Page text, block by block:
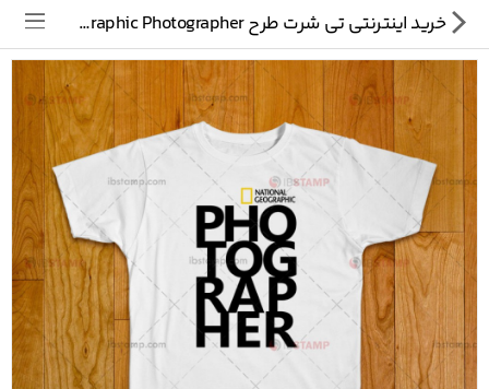
خرید اینترنتی تی شرت طرح National Geographic Photographer
ماگ
پیکسل
سایر محصولات
پیج ما در اینستاگرام سوالات متداول